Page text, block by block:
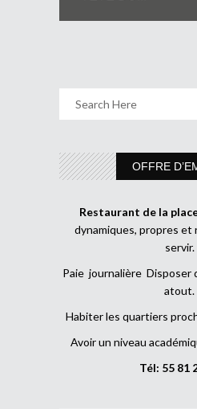
OFFRE
Restaurant de la
dynamiques, propres
servir.
Paie journalière Disposer
atout.
Habiter les quartiers
Avoir un niveau
Tél: 55 81